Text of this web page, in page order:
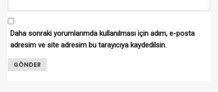
Daha sonraki yorumlarımda kullanılması için adım, e-posta
adresim ve site adresim bu tarayıcıya kaydedilsin.